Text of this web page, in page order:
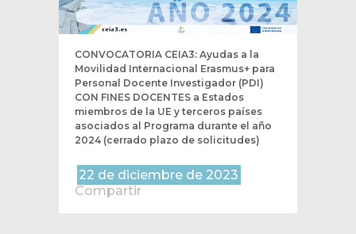
CONVOCATORIA CEIA3: Ayudas a la
Movilidad Internacional Erasmus+ para
Personal Docente Investigador (PDI)
CON FINES DOCENTES a Estados
miembros de la UE y terceros países
asociados al Programa durante el año
2024 (cerrado plazo de solicitudes)
22 de diciembre de 2023
Compartir